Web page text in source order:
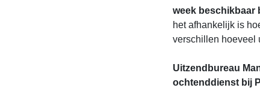
week beschikbaar
het afhankelijk is
verschillen hoeveel
Uitzendbureau
ochtenddienst bij